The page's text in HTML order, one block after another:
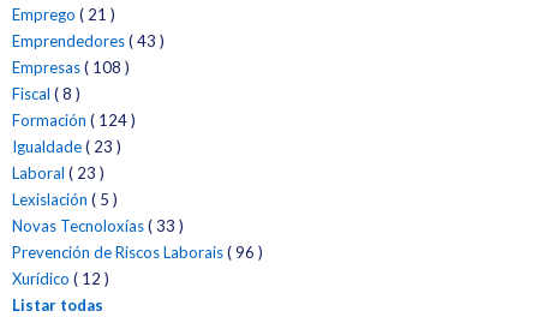
Emprego ( 21 )
Emprendedores( 43 )
Empresas( 108 )
Fiscal ( 8 )
Formación ( 124 )
Igualdade( 23 )
Laboral ( 23 )
Lexislación ( 5 )
Novas Tecnoloxías( 33 )
Prevención de Riscos Laborais( 96 )
Xurídico ( 12 )
Listar todas